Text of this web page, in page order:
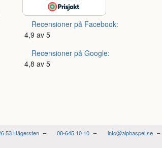
Recensioner på Facebook:
4,9 av 5
Recensioner på Google:
4,8 av 5
53 Hägersten 08-645 10 10 info@alphaspel.se